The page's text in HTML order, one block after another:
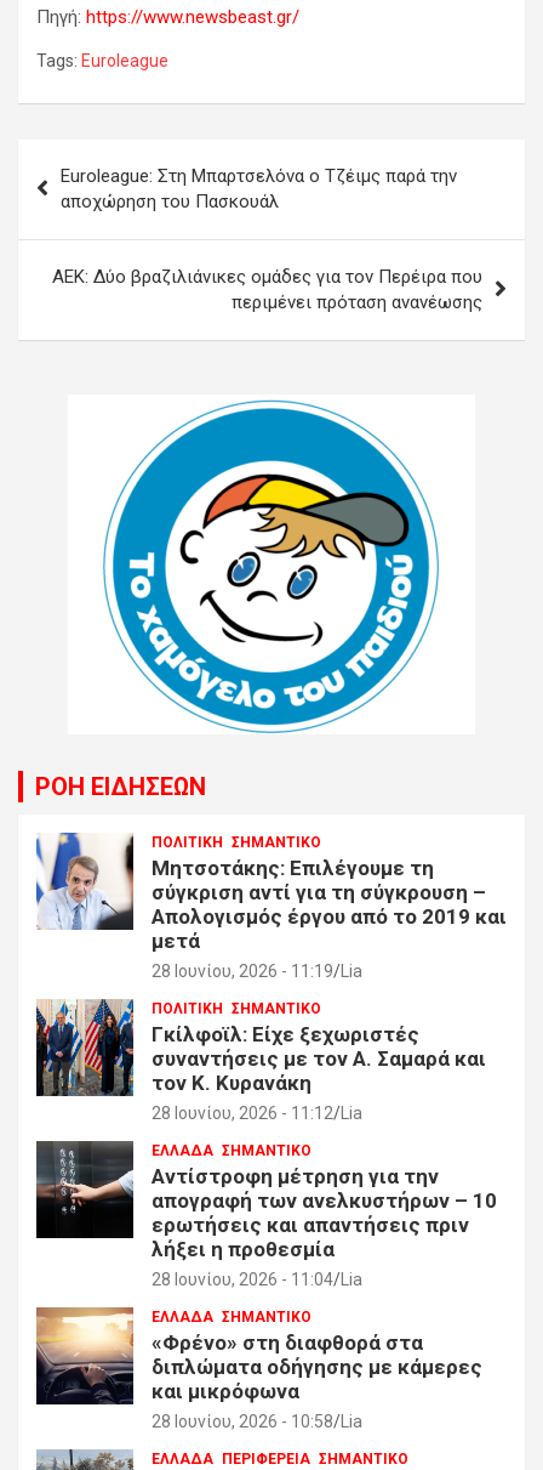
Πηγή: https://www.newsbeast.gr/
Tags: Euroleague
άρθρων
Euroleague: Στη Μπαρτσελόνα ο Τζέιμς παρά την
αποχώρηση του Πασκουάλ
ΑΕΚ: Δύο βραζιλιάνικες ομάδες για τον Περέιρα που
περιμένει πρόταση ανανέωσης
ΡΟΗ ΕΙΔΗΣΕΩΝ
ΠΟΛΙΤΙΚΗ ΣΗΜΑΝΤΙΚΟ
Μητσοτάκης: Επιλέγουμε τη
σύγκριση αντί για τη σύγκρουση –
Απολογισμός έργου από το 2019 και
μετά
28 Ιουνίου, 2026 - 11:19 Lia
ΠΟΛΙΤΙΚΗ ΣΗΜΑΝΤΙΚΟ
Γκίλφοϊλ: Είχε ξεχωριστές
συναντήσεις με τον Α. Σαμαρά και
τον Κ. Κυρανάκη
28 Ιουνίου, 2026 - 11:12 Lia
ΕΛΛΑΔΑ ΣΗΜΑΝΤΙΚΟ
Αντίστροφη μέτρηση για την
απογραφή των ανελκυστήρων – 10
ερωτήσεις και απαντήσεις πριν
λήξει η προθεσμία
28 Ιουνίου, 2026 - 11:04 Lia
ΕΛΛΑΔΑ ΣΗΜΑΝΤΙΚΟ
«Φρένο» στη διαφθορά στα
διπλώματα οδήγησης με κάμερες
και μικρόφωνα
28 Ιουνίου, 2026 - 10:58 Lia
ΕΛΛΑΔΑ ΠΕΡΙΦΕΡΕΙΑ ΣΗΜΑΝΤΙΚΟ